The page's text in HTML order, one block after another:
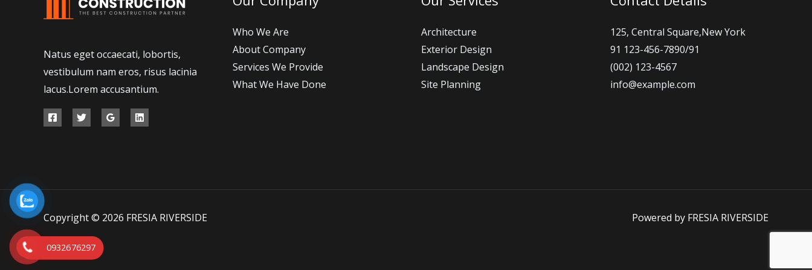
Natus eget occaecati, lobortis,
vestibulum nam eros, risus lacinia
lacus.Lorem accusantium.
Who We Are
About Company
Services We Provide
What We Have Done
Architecture
Exterior Design
Landscape Design
Site Planning
125, Central Square,New York
91 123-456-7890/91
(002) 123-4567
info@example.com
Copyright © 2026 FRESIA RIVERSIDE Powered by FRESIA RIVERSIDE
0932676297